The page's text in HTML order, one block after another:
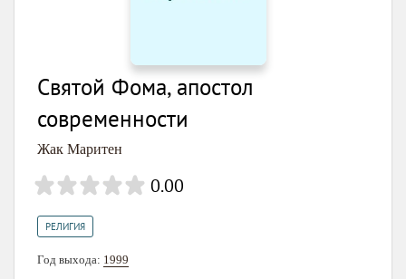
Святой Фома, апостол
современности
Жак Маритен
0.00
РЕЛИГИЯ
Год выхода: 1999